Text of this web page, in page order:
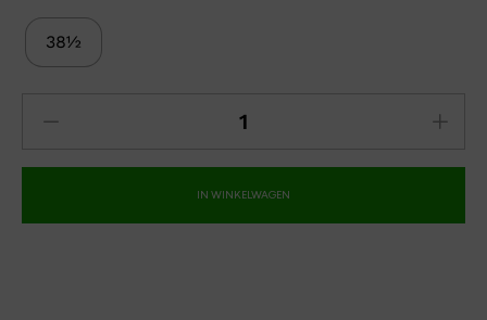
38½
IN WINKELWAGEN